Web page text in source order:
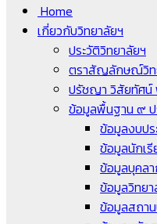
Home
เกี่ยวกับวิทยาลัยฯ
ประวัติวิทยาลัยฯ
ตราสัญลักษณ์วิท
ปรัชญา วิสัยทัศน์
ข้อมูลพื้นฐาน ๙ ป
ข้อมูลงบป
ข้อมูลนักเ
ข้อมูลบุคล
ข้อมูลวิทยา
ข้อมูลสถา